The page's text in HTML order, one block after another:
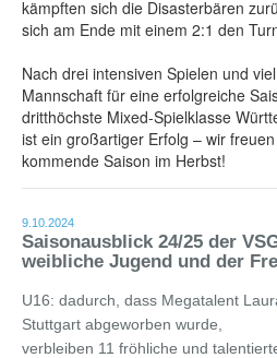
kämpften sich die Disasterbären
sich am Ende mit einem 2:1 den
Nach drei intensiven Spielen und
Mannschaft für eine erfolgreiche
dritthöchste Mixed-Spielklasse
ist ein großartiger Erfolg – wir
kommende Saison im Herbst!
9.10.2024
Saisonausblick 24/25 der
weibliche Jugend und der
U16: dadurch, dass Megatalent
Stuttgart abgeworben wurde,
verbleiben 11 fröhliche und